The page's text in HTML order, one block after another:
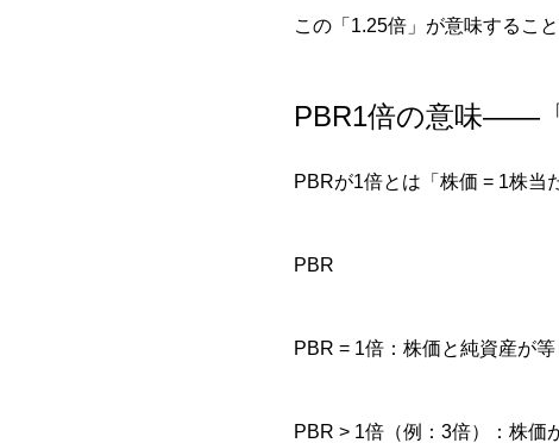
この「1.25倍」が意味するこ
PBR1倍の意味——
PBRが1倍とは「株価 = 1株当
PBR
PBR = 1倍：株価と純資産が等
PBR > 1倍（例：3倍）：株価